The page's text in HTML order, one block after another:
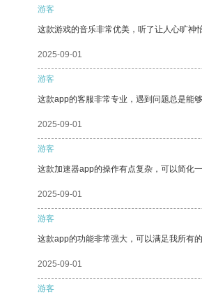
游客
这款游戏的音乐非常优美，听了让人心旷神怡
2025-09-01
游客
这款app的客服非常专业，遇到问题总是能
2025-09-01
游客
这款加速器app的操作有点复杂，可以简化
2025-09-01
游客
这款app的功能非常强大，可以满足我所有
2025-09-01
游客